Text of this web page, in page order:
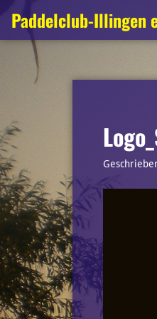
Inhalt
springen
Paddelclub-Illingen